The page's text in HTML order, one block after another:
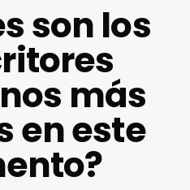
son los
más
en este